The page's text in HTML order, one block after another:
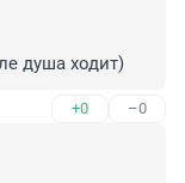
душа ходит)
+0 –0